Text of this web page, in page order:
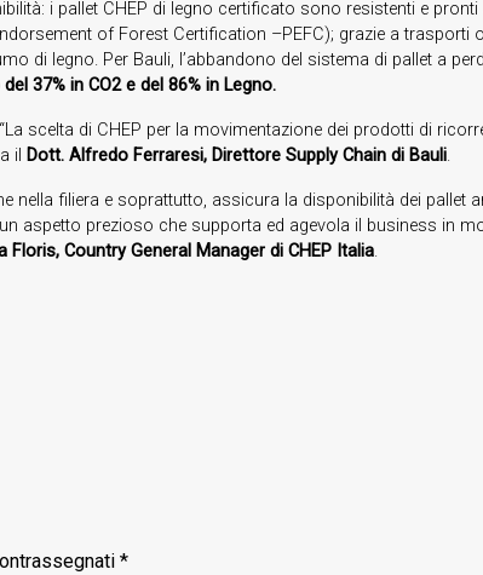
i pallet CHEP di legno certificato sono resistenti e
of Forest Certification –PEFC); grazie a
di legno. Per Bauli, l’abbandono del sistema di pallet a
37% in CO2 e del 86% in Legno.
scelta di CHEP per la movimentazione dei prodotti di
il Dott. Alfredo Ferraresi, Direttore Supply Chain di Bauli.
nella filiera e soprattutto, assicura la disponibilità dei
aspetto prezioso che supporta ed agevola il business in
Floris, Country General Manager di CHEP Italia.
*